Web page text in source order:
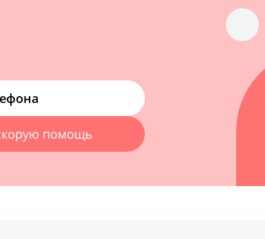
помощь